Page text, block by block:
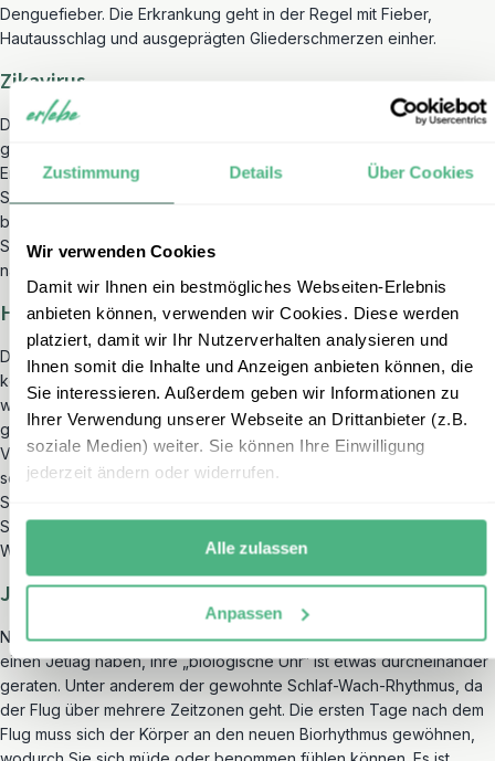
Zustimmung Details Über Cookies
Wir verwenden Cookies
Damit wir Ihnen ein bestmögliches Webseiten-Erlebnis
anbieten können, verwenden wir Cookies. Diese werden
platziert, damit wir Ihr Nutzerverhalten analysieren und
Ihnen somit die Inhalte und Anzeigen anbieten können, die
Sie interessieren. Außerdem geben wir Informationen zu
Ihrer Verwendung unserer Webseite an Drittanbieter (z.B.
soziale Medien) weiter. Sie können Ihre Einwilligung
jederzeit ändern oder widerrufen.
Alle zulassen
Anpassen
Denguefieber. Die Erkrankung geht in der Regel mit Fieber,
Hautausschlag und ausgeprägten Gliederschmerzen einher.
Zikavirus
Der Zika-Virus wird von Stechmücken übertragen und geht mit
grippeähnlichen Symptomen sowie Hautausschlag oder
Entzündungen der Augenbindehaut einher. Vor allem für
Schwangere ist der Zika-Virus gefährlich, da es zu Fehlbildungen
bei Neugeborenen führen kann.
Schwangere sollten aus diesem Grund auf nicht notwendige Reisen
nach Kuba verzichten.
Hautversorgung
Die Sonne auf Kuba ist sehr stark. Selbst bei bedecktem Himmel,
können Sie sehr schnell einen Sonnenbrand erhalten. Daher ist es
wichtig, nicht zu lange in der Sonne zu sitzen und Ihren Körper
gegen einen Sonnenbrand oder Sonnenstich zu schützen.
Vorkehrungen sollten Sie aus diesem Grund nicht nur am Strand,
sondern auch bei Ausflügen und Stadtrundgängen treffen. Denken
Sie an ausreichend Sonnenschutzmittel, das Tragen einer
Sonnenbrille und einer Kopfbedeckung. Trinken Sie ausreichend
Wasser und machen Sie regelmäßig Pausen.
Jetlag
Nach dem Flug von Europa nach Kuba werden Sie wahrscheinlich
einen Jetlag haben, Ihre „biologische Uhr“ ist etwas durcheinander
geraten. Unter anderem der gewohnte Schlaf-Wach-Rhythmus, da
der Flug über mehrere Zeitzonen geht. Die ersten Tage nach dem
Flug muss sich der Körper an den neuen Biorhythmus gewöhnen,